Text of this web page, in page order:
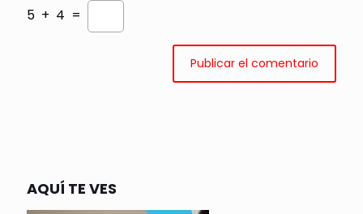
5 + 4 =
AQUÍ TE VES